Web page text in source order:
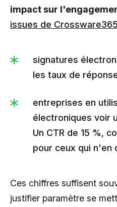
impact sur
issues de Crossware365
signatures
les taux de
entreprises en
électroniques voir
Un CTR de 15 %,
pour ceux qui n'en
Ces chiffres suffisent
justifier paramètre se